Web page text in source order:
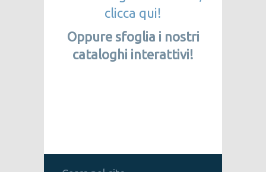
clicca qui!
Oppure sfoglia i nostri
cataloghi interattivi!